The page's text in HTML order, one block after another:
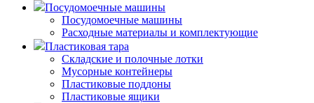
Посудомоечные машины
Посудомоечные машины
Расходные материалы и комплектующие
Пластиковая тара
Складские и полочные лотки
Мусорные контейнеры
Пластиковые поддоны
Пластиковые ящики